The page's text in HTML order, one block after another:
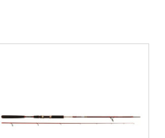
desde
16,75